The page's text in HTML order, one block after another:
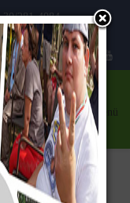
281-4084
menü